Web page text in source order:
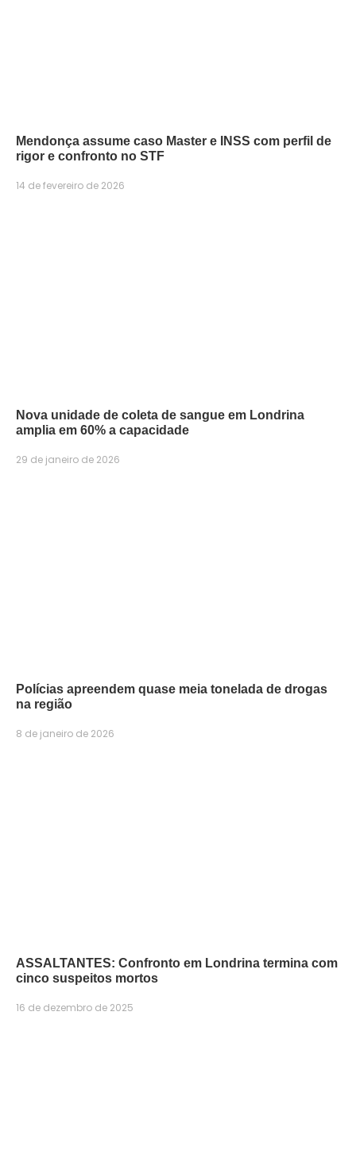
Mendonça assume caso Master e INSS com perfil de
rigor e confronto no STF
14 de fevereiro de 2026
Nova unidade de coleta de sangue em Londrina
amplia em 60% a capacidade
29 de janeiro de 2026
Polícias apreendem quase meia tonelada de drogas
na região
8 de janeiro de 2026
ASSALTANTES: Confronto em Londrina termina com
cinco suspeitos mortos
16 de dezembro de 2025